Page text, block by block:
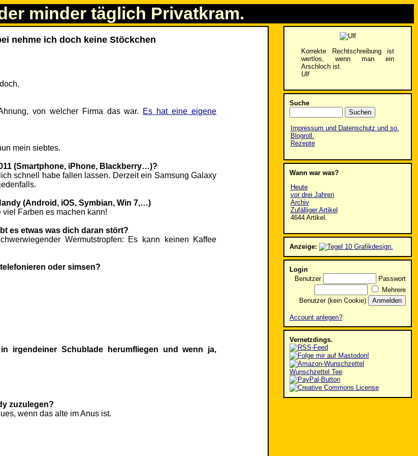
minder täglich Privatkram.
nehme ich doch keine Stöckchen
von welcher Firma das war. Es hat eine eigene
mein siebtes.
(Smartphone, iPhone, Blackberry…)?
schnell habe fallen lassen. Derzeit ein Samsung Galaxy
(Android, iOS, Symbian, Win 7,…)
Farben es machen kann!
es etwas was dich daran stört?
Wermutstropfen: Es kann keinen Kaffee
oder simsen?
irgendeiner Schublade herumfliegen und wenn ja,
zuzulegen?
wenn das alte im Anus ist.
Korrekte Rechtschreibung ist
wertlos, wenn man ein
Arschloch ist.
Ulf
Suche
Impressum und Datenschutz und so.
Blogroll.
Rezepte
Wann war was?
Heute
vor drei Jahren
Archiv
Zufälliger Artikel
4644 Artikel.
Anzeige:
Login
Benutzer
Passwort
Mehrere
Benutzer (kein Cookie)
Account anlegen?
Vernetzdings.
Wunschzettel Tee